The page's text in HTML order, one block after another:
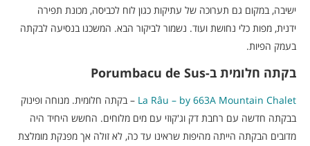
ישיבה, במקום גם תערוכה של עתיקות כגון לוח לכביסה, מכונת תפירה
ידנית, מפות כלי נחושת ועוד. נשמור לביקור הבא. המשכנו בנסיעה לבקתה
בעמק הפיות.
בקתה חלומית ב-Porumbacu de Sus
La Râu – by 663A Mountain Chalet – בקתה חלומית. מנוחה ופינוק
בבקתה חדשה עם רחבת דק וג'קוזי עם מים מלוחים. החשש היחיד היה
מדובים הבקתה הייתה מהיפות שראינו עד כה, לא זולה אך מפנקת מומלצת